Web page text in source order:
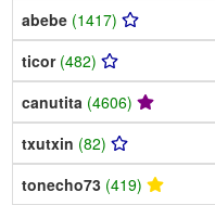
abebe (1417)
ticor (482)
canutita (4606)
txutxin (82)
tonecho73 (419)